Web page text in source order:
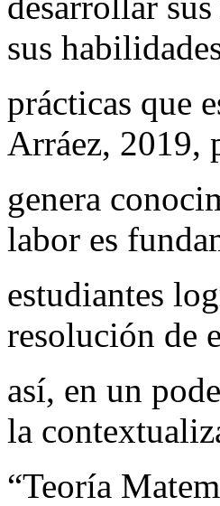
sus
prácticas que
Arráez, 2019,
genera
labor es
estudiantes
resolución de
así, en un
la
“Teoría